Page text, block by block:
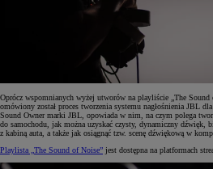
Oprócz wspomnianych wyżej utworów na playliście „The Sound
omówiony został proces tworzenia systemu nagłośnienia JBL
Sound Owner marki JBL, opowiada w nim, na czym polega
do samochodu, jak można uzyskać czysty, dynamiczny dźwięk,
z kabiną auta, a także jak osiągnąć tzw. scenę dźwiękową w
Playlista „The Sound of Noise” jest dostępna na platformach